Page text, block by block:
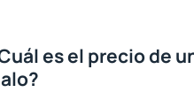
es el precio de